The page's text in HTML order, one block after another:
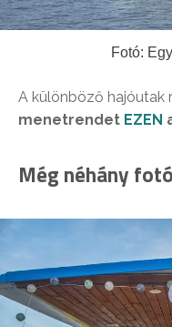
Fotó:
A különböző hajóutak
menetrendet EZEN
Még néhány